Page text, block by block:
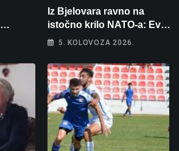
Iz Bjelovara ravno na
istočno krilo NATO-a: Evo
kamo odlazi 82 hrvatska
5. KOLOVOZA 2026.